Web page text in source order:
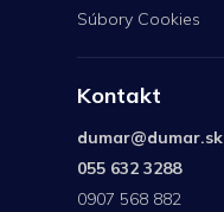
Súbory Cookies
Kontakt
dumar@dumar.sk
055 632 3288
0907 568 882